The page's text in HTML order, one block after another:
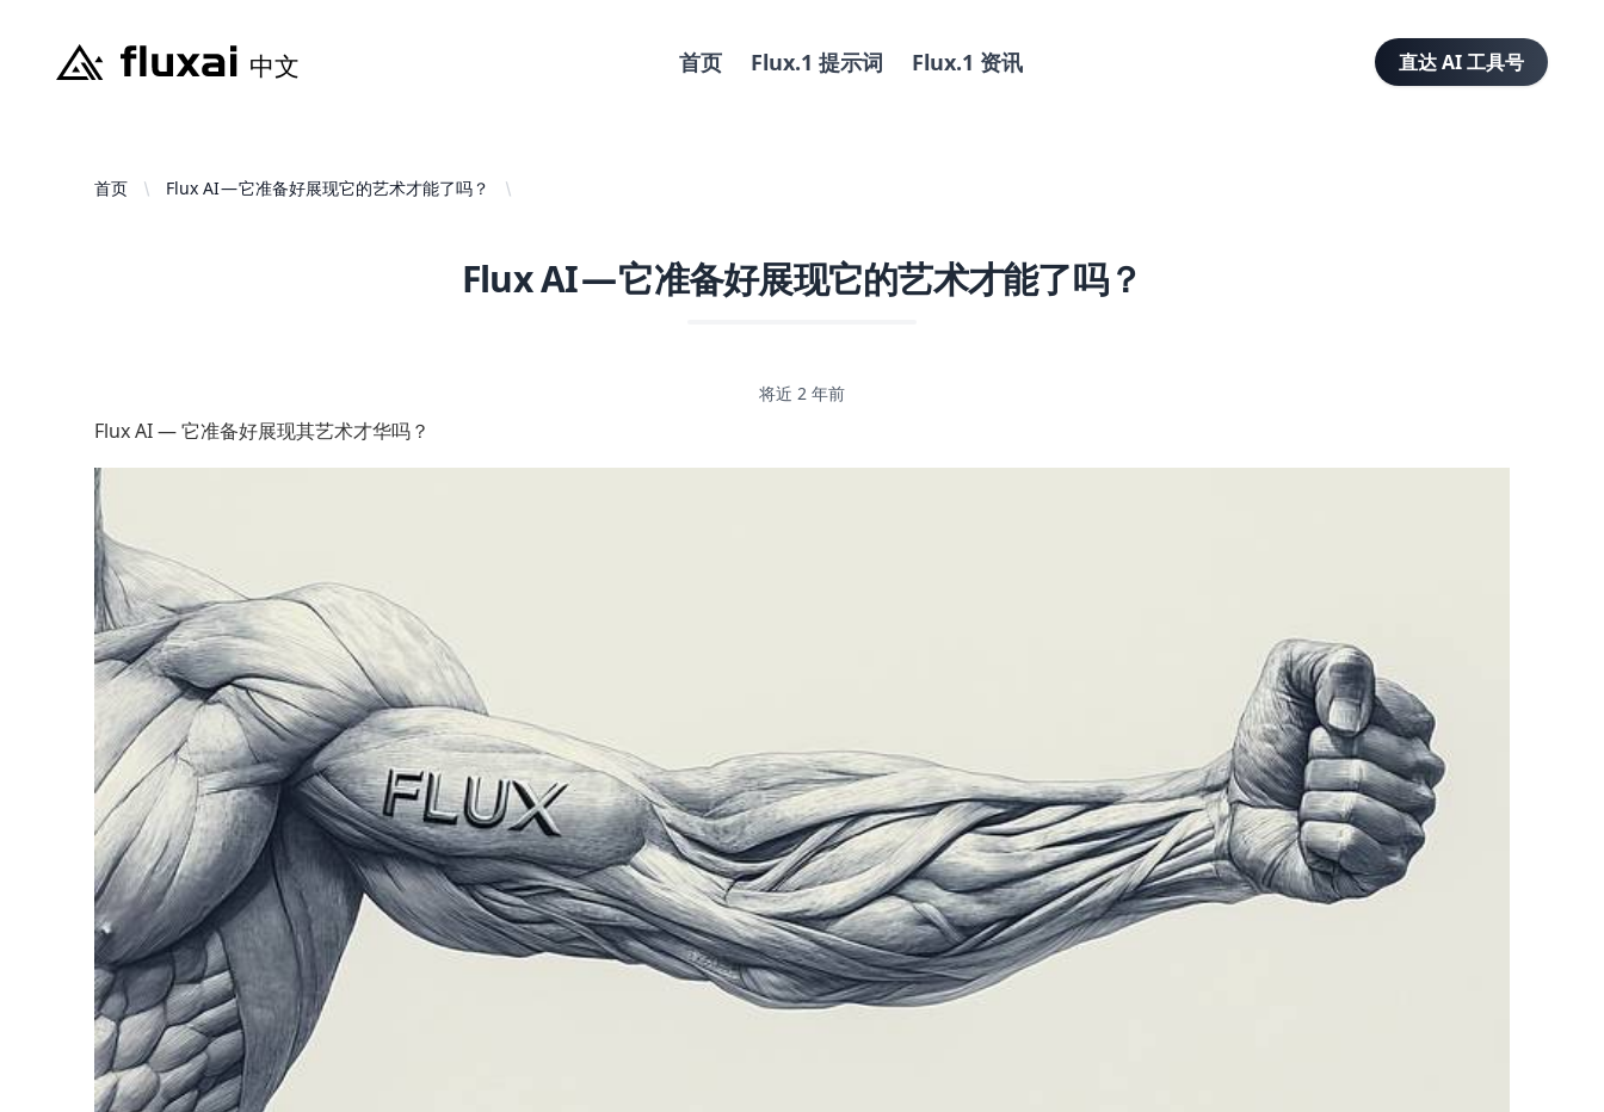
首页 Flux.1 提示词 Flux.1 资讯 直达 AI 工具号
首页 Flux AI — 它准备好展现它的艺术才能了吗？
Flux AI — 它准备好展现它的艺术才能了吗？
将近 2 年前
Flux AI — 它准备好展现其艺术才华吗？